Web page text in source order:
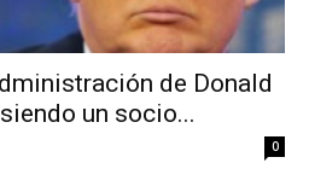
de Donald
un socio...
0